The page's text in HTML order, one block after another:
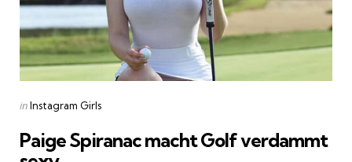
Categories
Posted
inInstagram Girls
Paige Spiranac macht Golf verdammt